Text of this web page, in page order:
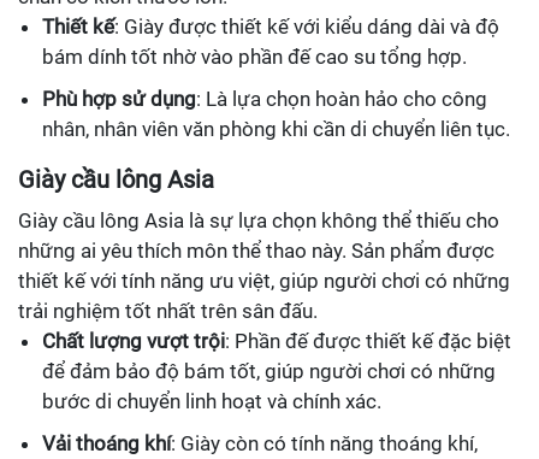
Thiết kế: Giày được thiết kế với kiểu dáng dài và độ
bám dính tốt nhờ vào phần đế cao su tổng hợp.
Phù hợp sử dụng: Là lựa chọn hoàn hảo cho công
nhân, nhân viên văn phòng khi cần di chuyển liên tục.
Giày cầu lông Asia
Giày cầu lông Asia là sự lựa chọn không thể thiếu cho
những ai yêu thích môn thể thao này. Sản phẩm được
thiết kế với tính năng ưu việt, giúp người chơi có những
trải nghiệm tốt nhất trên sân đấu.
Chất lượng vượt trội: Phần đế được thiết kế đặc biệt
để đảm bảo độ bám tốt, giúp người chơi có những
bước di chuyển linh hoạt và chính xác.
Vải thoáng khí: Giày còn có tính năng thoáng khí,